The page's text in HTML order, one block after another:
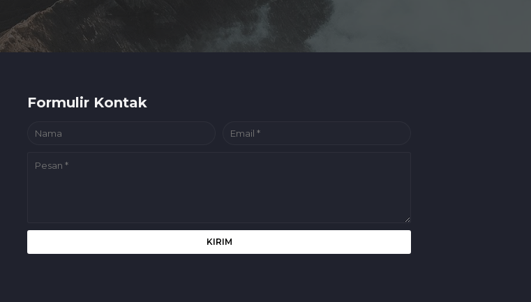
Formulir Kontak